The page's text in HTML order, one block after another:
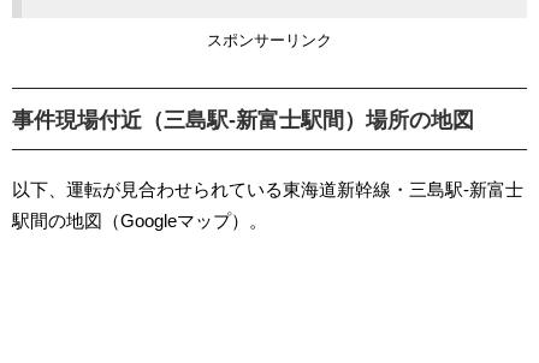
スポンサーリンク
事件現場付近（三島駅-新富士駅間）場所の地図
以下、運転が見合わせられている東海道新幹線・三島駅-新富士
駅間の地図（Googleマップ）。